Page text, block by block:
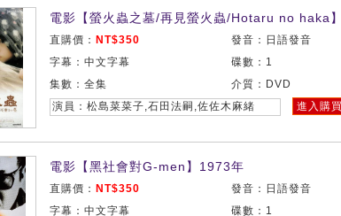
電影【螢火蟲之墓/再見螢火蟲/Hotaru no haka
直購價： NT$350
發音：日語發音
字幕：中文字幕
碟數：1
集數：全集
介質：DVD
演員：松島菜菜子,石田法嗣,佐佐木麻緒
進入購買
電影【黑社會對G-men】1973年
直購價： NT$350
發音：日語發音
字幕：中文字幕
碟數：1